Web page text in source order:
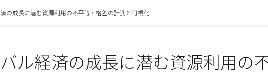
の成長に潜む資源利用の不平等・格差の計測と可視化
ル経済の成長に潜む資源利用の